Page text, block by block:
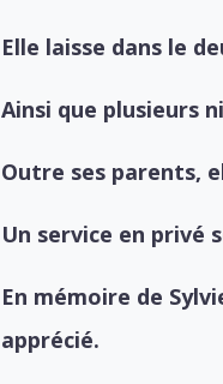
Elle laisse dans le
Ainsi que plusieurs
Outre ses parents,
Un service en privé
En mémoire de
apprécié.